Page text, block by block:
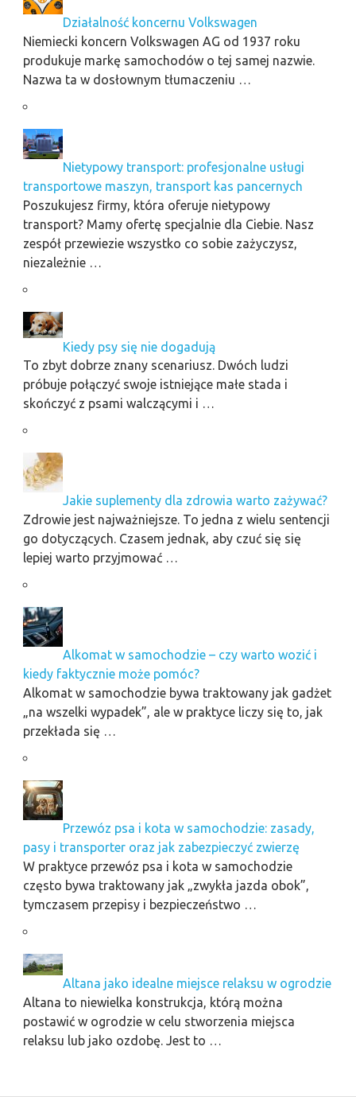
Działalność koncernu Volkswagen
Niemiecki koncern Volkswagen AG od 1937 roku
produkuje markę samochodów o tej samej nazwie.
Nazwa ta w dosłownym tłumaczeniu …
Nietypowy transport: profesjonalne usługi
transportowe maszyn, transport kas pancernych
Poszukujesz firmy, która oferuje nietypowy
transport? Mamy ofertę specjalnie dla Ciebie. Nasz
zespół przewiezie wszystko co sobie zażyczysz,
niezależnie …
Kiedy psy się nie dogadują
To zbyt dobrze znany scenariusz. Dwóch ludzi
próbuje połączyć swoje istniejące małe stada i
skończyć z psami walczącymi i …
Jakie suplementy dla zdrowia warto zażywać?
Zdrowie jest najważniejsze. To jedna z wielu sentencji
go dotyczących. Czasem jednak, aby czuć się się
lepiej warto przyjmować …
Alkomat w samochodzie – czy warto wozić i
kiedy faktycznie może pomóc?
Alkomat w samochodzie bywa traktowany jak gadżet
„na wszelki wypadek”, ale w praktyce liczy się to, jak
przekłada się …
Przewóz psa i kota w samochodzie: zasady,
pasy i transporter oraz jak zabezpieczyć zwierzę
W praktyce przewóz psa i kota w samochodzie
często bywa traktowany jak „zwykła jazda obok”,
tymczasem przepisy i bezpieczeństwo …
Altana jako idealne miejsce relaksu w ogrodzie
Altana to niewielka konstrukcja, którą można
postawić w ogrodzie w celu stworzenia miejsca
relaksu lub jako ozdobę. Jest to …